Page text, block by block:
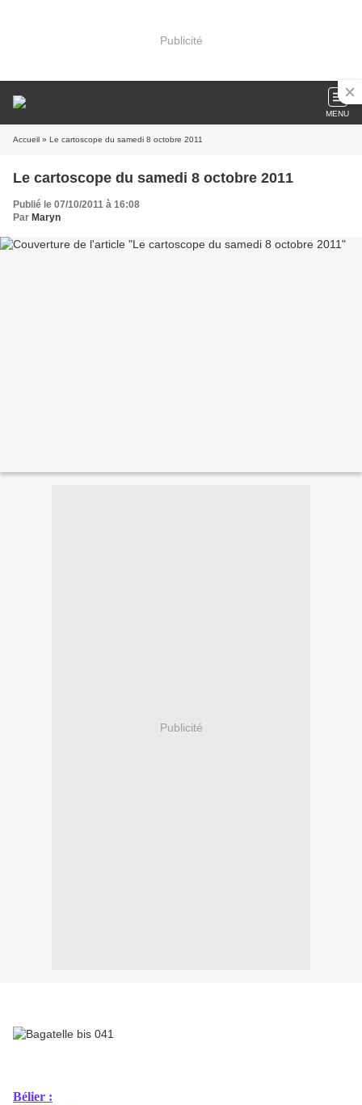
Publicité
MENU
Accueil » Le cartoscope du samedi 8 octobre 2011
Le cartoscope du samedi 8 octobre 2011
Publié le 07/10/2011 à 16:08
Par Maryn
Publicité
Bélier :